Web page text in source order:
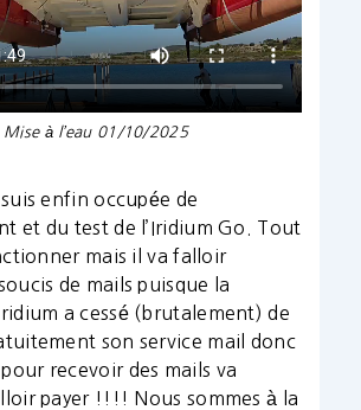
Mise à l’eau 01/10/2025
enfin occupée de
et du test de l’Iridium Go. Tout
mais il va falloir
de mails puisque la
a cessé (brutalement) de
son service mail donc
recevoir des mails va
payer !!!! Nous sommes à la